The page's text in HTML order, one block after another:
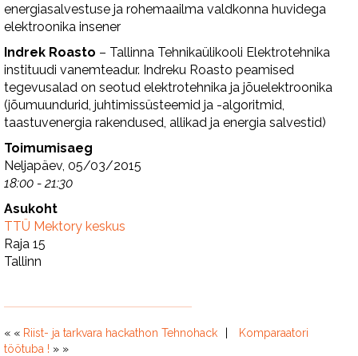
energiasalvestuse ja rohemaailma valdkonna huvidega
elektroonika insener
Indrek Roasto – Tallinna Tehnikaülikooli Elektrotehnika
instituudi vanemteadur. Indreku Roasto peamised
tegevusalad on seotud elektrotehnika ja jõuelektroonika
(jõumuundurid, juhtimissüsteemid ja -algoritmid,
taastuvenergia rakendused, allikad ja energia salvestid)
Toimumisaeg
Neljapäev, 05/03/2015
18:00 - 21:30
Asukoht
TTÜ Mektory keskus
Raja 15
Tallinn
« « Riist- ja tarkvara hackathon Tehnohack
Komparaatori
töötuba ! » »